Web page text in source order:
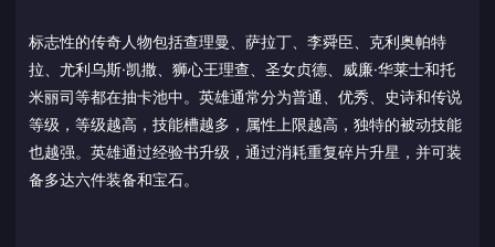
标志性的传奇人物包括查理曼、萨拉丁、李舜臣、克利奥帕特
拉、尤利乌斯·凯撒、狮心王理查、圣女贞德、威廉·华莱士和托
米丽司等都在抽卡池中。英雄通常分为普通、优秀、史诗和传说
等级，等级越高，技能槽越多，属性上限越高，独特的被动技能
也越强。英雄通过经验书升级，通过消耗重复碎片升星，并可装
备多达六件装备和宝石。